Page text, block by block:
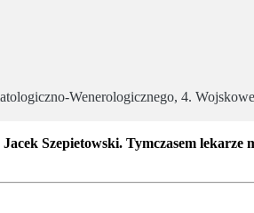
Wenerologicznego, 4.
Szepietowski. Tymczasem lekarze